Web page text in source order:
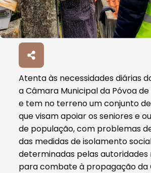
Atenta às necessidades diárias
a Câmara Municipal da Póvoa
e tem no terreno um conjunto
que visam apoiar os seniores e
de população, com problemas
das medidas de isolamento
determinadas pelas autoridades
para combate à propagação da